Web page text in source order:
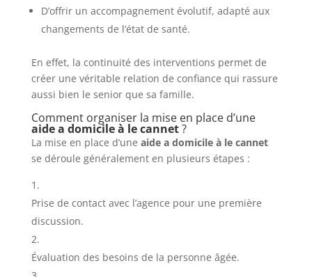
D’offrir un accompagnement évolutif, adapté aux
changements de l’état de santé.
En effet, la continuité des interventions permet de
créer une véritable relation de confiance qui rassure
aussi bien le senior que sa famille.
Comment organiser la mise en place d’une
aide a domicile à le cannet?
La mise en place d’une aide a domicile à le cannet
se déroule généralement en plusieurs étapes :
Prise de contact avec l’agence pour une première
discussion.
Évaluation des besoins de la personne âgée.